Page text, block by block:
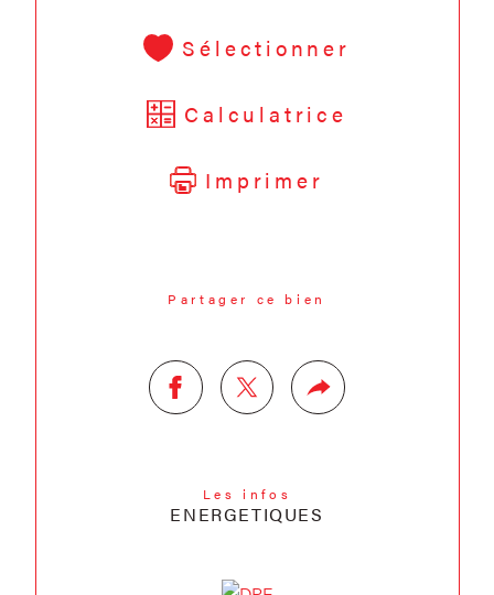
Sélectionner
Calculatrice
Imprimer
Partager ce bien
Les infos
ENERGETIQUES